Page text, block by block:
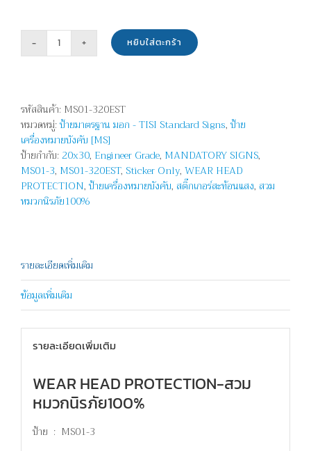
จำนวน
-
WEAR
HEAD
PROTECTION
ชิ้น
หยิบใส่ตะกร้า
รหัสสินค้า: MS01-320EST
หมวดหมู่:ป้ายมาตรฐาน มอก - TISI Standard Signs, ป้าย
เครื่องหมายบังคับ [MS]
ป้ายกำกับ:20x30, Engineer Grade, MANDATORY SIGNS,
MS01-3, MS01-320EST, Sticker Only, WEAR HEAD
PROTECTION, ป้ายเครื่องหมายบังคับ, สติ๊กเกอร์สะท้อนแสง, สวม
หมวกนิรภัย100%
รายละเอียดเพิ่มเติม
ข้อมูลเพิ่มเติม
รายละเอียดเพิ่มเติม
WEAR HEAD PROTECTION-สวม
หมวกนิรภัย100%
ป้าย : MS01-3